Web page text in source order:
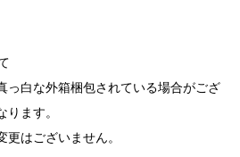
っ白な外箱梱包されている場合がござ
ます。
はございません。